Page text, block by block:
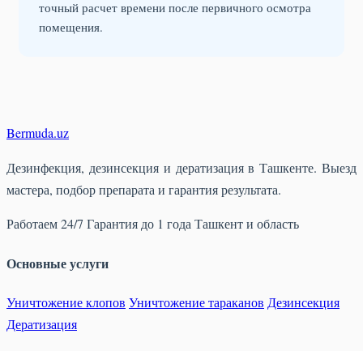
точный расчет времени после первичного осмотра
помещения.
Bermuda.uz
Дезинфекция, дезинсекция и дератизация в Ташкенте. Выезд
мастера, подбор препарата и гарантия результата.
Работаем 24/7 Гарантия до 1 годаТашкент и область
Основные услуги
Уничтожение клопов Уничтожение тараканов Дезинсекция
Дератизация